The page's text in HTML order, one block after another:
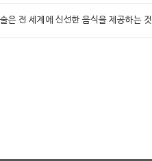
은 전 세계에 신선한 음식을 제공하는 것